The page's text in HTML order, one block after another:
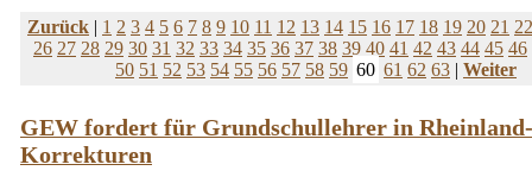
Zurück | 1 2 3 4 5 6 7 8 9 10 11 12 13 14 15 16 17 18 19 20 21 22
26 27 28 29 30 31 32 33 34 35 36 37 38 39 40 41 42 43 44 45 46
50 51 52 53 54 55 56 57 58 59 60 61 62 63 | Weiter
GEW fordert für Grundschullehrer in
Korrekturen